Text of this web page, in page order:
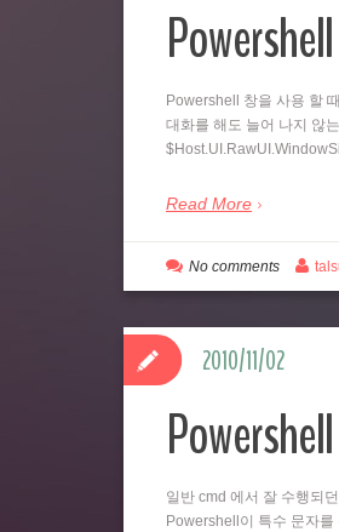
Powershell 창을 사용 할
대화를 해도 늘어 나지 않
Read More
No comments
일반 cmd 에서 잘 수행되
Powershell이 특수 문자
2010/11/02